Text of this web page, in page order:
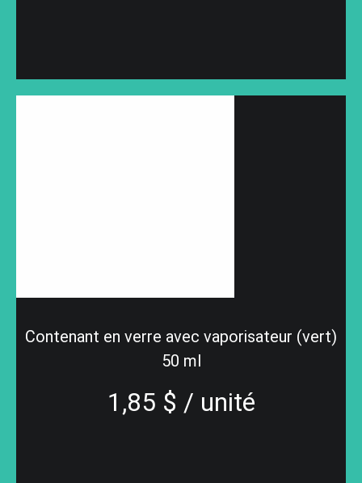
Contenant en verre avec vaporisateur (vert)
50 ml
1,85 $ / unité